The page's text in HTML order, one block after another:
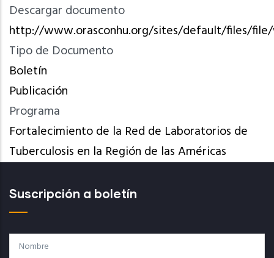
Descargar documento
http://www.orasconhu.org/sites/default/files/
Tipo de Documento
Boletín
Publicación
Programa
Fortalecimiento de la Red de Laboratorios de
Tuberculosis en la Región de las Américas
Suscripción a boletín
Nombre